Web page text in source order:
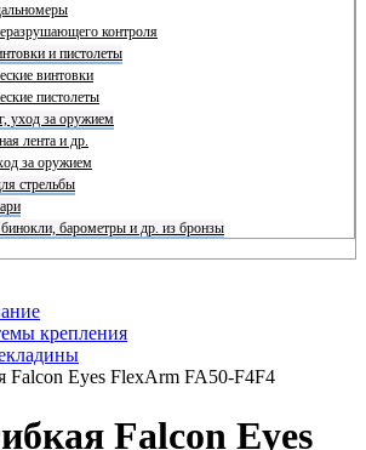
контроля
и пистолеты
винтовки
пистолеты
уход за оружием
лента и др.
за оружием
стрельбы
барометры и др. из бронзы
крепления
Falcon Eyes FlexArm FA50-F4F4
Falcon Eyes